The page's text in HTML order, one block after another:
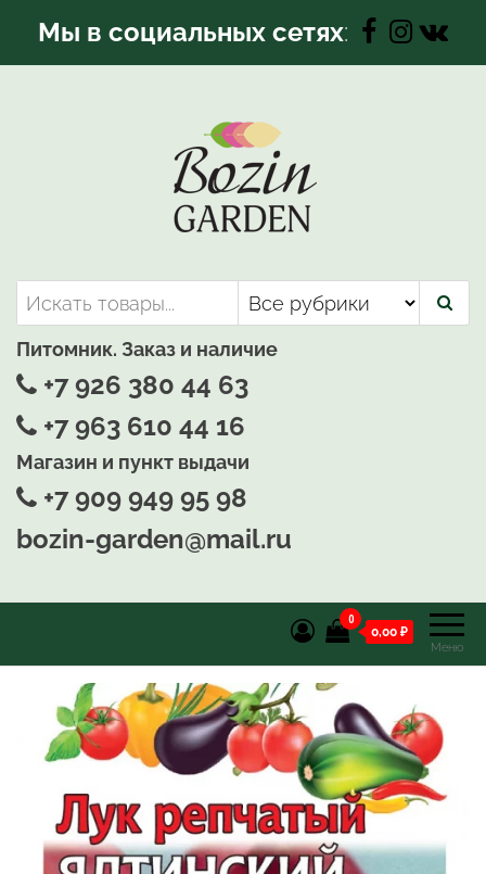
Мы в социальных сетях:
Bozin-Garden | Садовый центр
Садовый центр, Растения
для вашего сада
Питомник. Заказ и наличие
+7 926 380 44 63
+7 963 610 44 16
Магазин и пункт выдачи
+7 909 949 95 98
bozin-garden@mail.ru
Меню
0
0,00 ₽